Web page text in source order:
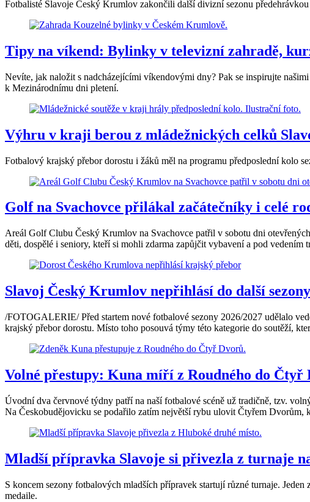
Fotbalisté Slavoje Český Krumlov zakončili další divizní sezonu
Tipy na víkend: Bylinky v televizní zahradě,
Nevíte, jak naložit s nadcházejícími víkendovými dny? Pak se inspirujte
k Mezinárodnímu dni pletení.
Výhru v kraji berou z mládežnických celků
Fotbalový krajský přebor dorostu i žáků měl na programu předposlední kolo
Golf na Svachovce přilákal začátečníky i celé
Areál Golf Clubu Český Krumlov na Svachovce patřil v sobotu dni
děti, dospělé i seniory, kteří si mohli zdarma zapůjčit vybavení a pod vedením
Slavoj Český Krumlov nepřihlásí do další
/FOTOGALERIE/ Před startem nové fotbalové sezony 2026/2027 udělalo
krajský přebor dorostu. Místo toho posouvá týmy této kategorie do soutěží,
Volné přestupy: Kuna míří z Roudného do
Úvodní dva červnové týdny patří na naší fotbalové scéně už tradičně, tzv.
Na Českobudějovicku se podařilo zatím největší rybu ulovit Čtyřem Dvorům,
Mladší přípravka Slavoje si přivezla z turnaje
S koncem sezony fotbalových mladších přípravek startují různé turnaje.
medaile.